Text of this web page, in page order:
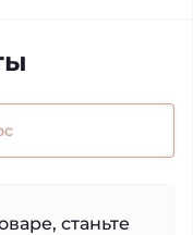
станьте